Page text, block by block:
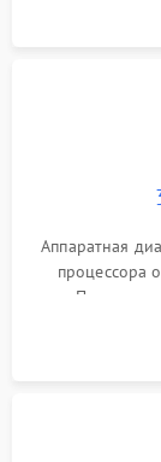
Аппаратная
процессора
Проверка
интерфейсов